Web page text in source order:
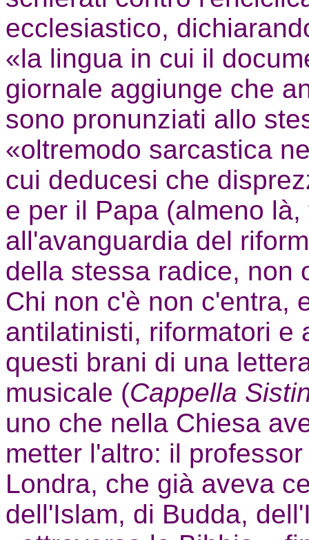
ecclesiastico,
«la lingua in cui il
giornale aggiunge che
sono pronunziati allo
«oltremodo sarcastica
cui deducesi che
e per il Papa (almeno
all'avanguardia del
della stessa radice, non
Chi non c'è non c'entra,
antilatinisti, riformatori e
questi brani di una
musicale (Cappella
uno che nella Chiesa
metter l'altro: il
Londra, che già aveva
dell'Islam, di Budda,